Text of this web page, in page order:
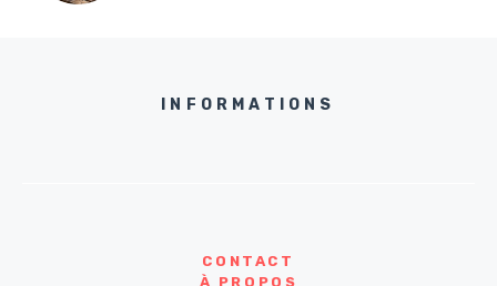
INFORMATIONS
CONTACT
À PROPOS